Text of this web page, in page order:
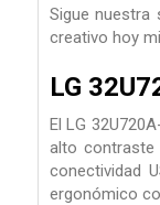
Sigue nuestra
creativo hoy
LG
El LG
alto contraste
conectividad
ergonómico